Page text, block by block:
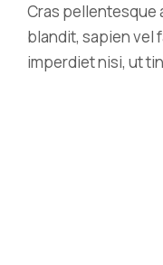
Cras pellentesque
blandit, sapien vel
imperdiet nisi, ut